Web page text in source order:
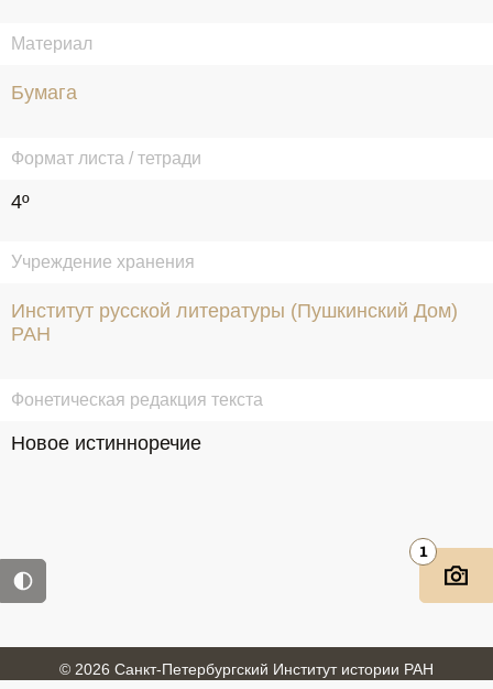
Материал
Бумага
Формат листа / тетради
4º
Учреждение хранения
Институт русской литературы (Пушкинский Дом)
РАН
Фонетическая редакция текста
Новое истинноречие
1
© 2026 Санкт-Петербургский Институт истории РАН